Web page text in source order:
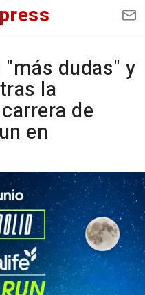
press
"más dudas" y
la
de
en